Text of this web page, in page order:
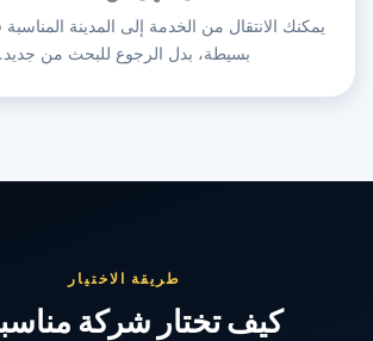
يمكنك الانتقال من الخدمة إلى المدينة
بسيطة، بدل الرجوع للبحث من جديد.
طريقة الاختيار
كيف تختار شركة